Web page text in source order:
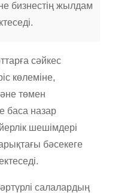
бизнестің жылдам
сәйкес
көлеміне,
төмен
баса назар
шешімдері
бәсекеге
салалардың